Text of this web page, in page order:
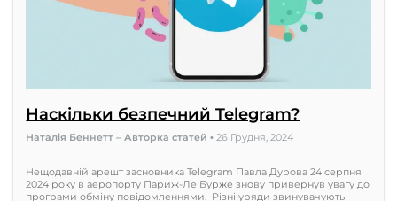
Наскільки безпечний Telegram?
Наталія Беннетт – Авторка статей•26 Грудня, 2024
Нещодавній арешт засновника Telegram Павла Дурова 24 серпня
2024 року в аеропорту Париж-Ле Бурже знову привернув увагу до
програми обміну повідомленнями. Різні уряди звинувачують